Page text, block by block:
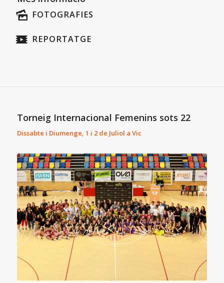
FOTOGRAFIES
REPORTATGE
Torneig Internacional Femenins sots 22
Dissabte i Diumenge, 1 i 2 de Juliol a Vic